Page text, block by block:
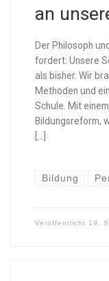
an
Der Philosoph
fordert: Unsere
als bisher. Wir
Methoden und
Schule. Mit
Bildungsreform,
[…]
Bildung
Veröffentlicht 19.